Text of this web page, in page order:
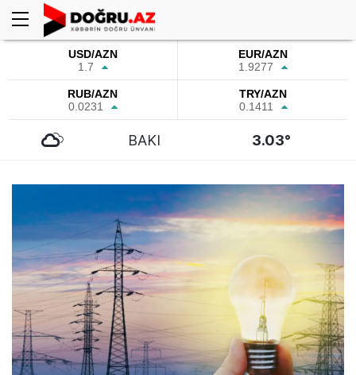
USD/AZN
1.7
EUR/AZN
1.9277
RUB/AZN
0.0231
TRY/AZN
0.1411
BAKI 3.03°